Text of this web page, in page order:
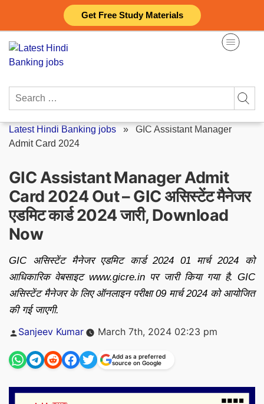
Get Free Study Materials
content
Search
Latest Hindi Banking jobs » GIC Assistant Manager
Admit Card 2024
GIC Assistant Manager Admit
Card 2024 Out – GIC असिस्टेंट मैनेजर
एडमिट कार्ड 2024 जारी, Download
Now
GIC असिस्टेंट मैनेजर एडमिट कार्ड 2024 01 मार्च 2024 को
आधिकारिक वेबसाइट www.gicre.in पर जारी किया गया है. GIC
असिस्टेंट मैनेजर के लिए ऑनलाइन परीक्षा 09 मार्च 2024 को आयोजित
की गई जाएगी.
Posted
Sanjeev Kumar March 7th, 2024 02:23 pm
Add as a preferred
source on Google